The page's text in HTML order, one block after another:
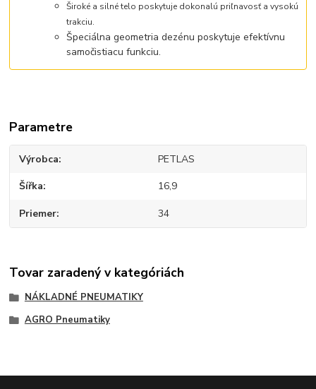
Široké a silné telo poskytuje dokonalú priľnavosť a vysokú
trakciu.
Špeciálna geometria dezénu poskytuje efektívnu
samočistiacu funkciu.
Parametre
Výrobca PETLAS
Šířka 16,9
Priemer 34
Tovar zaradený v kategóriách
NÁKLADNÉ PNEUMATIKY
AGRO Pneumatiky